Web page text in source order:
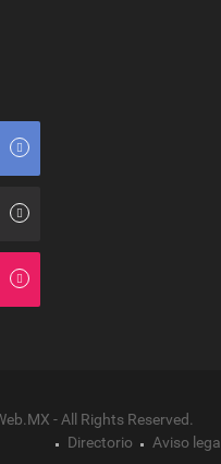
- All Rights Reserved.
Directorio
Aviso legal